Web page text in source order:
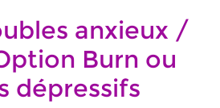
anxieux /
Burn ou
dépressifs